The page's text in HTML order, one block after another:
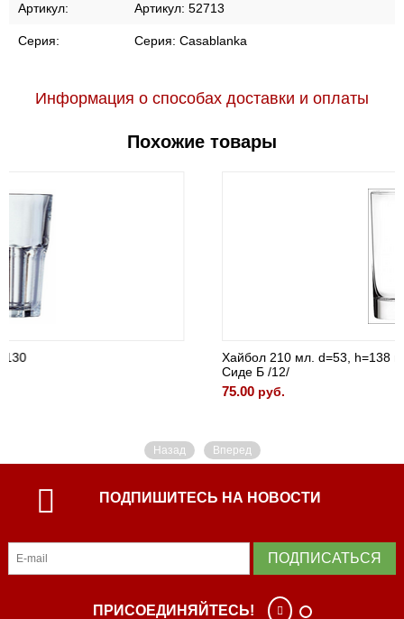
Артикул: Артикул: 52713
Серия: Серия: Casablanka
Информация о способах доставки и оплаты
Похожие товары
Хайбол 210 мл. d=53, h=138 мм
Назад Вперед
ПОДПИШИТЕСЬ НА НОВОСТИ
ПОДПИСАТЬСЯ
ПРИСОЕДИНЯЙТЕСЬ!